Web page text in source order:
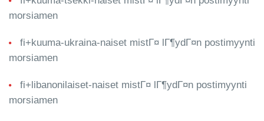
morsiamen
fi+kuuma-ukraina-naiset mistГ¤ lГ¶ydГ¤n postimyynti
morsiamen
fi+libanonilaiset-naiset mistГ¤ lГ¶ydГ¤n postimyynti
morsiamen